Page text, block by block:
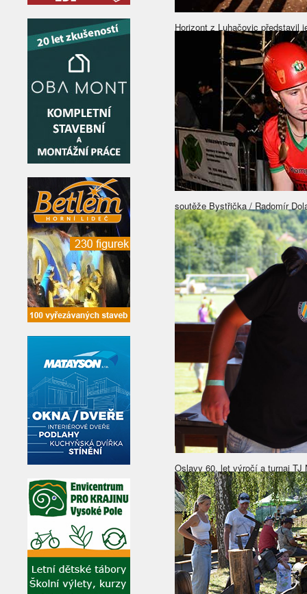
Horizont z Luhačovic představil
soutěže Bystřička / Radomír
Oslavy 60. let výročí a turnaj TJ